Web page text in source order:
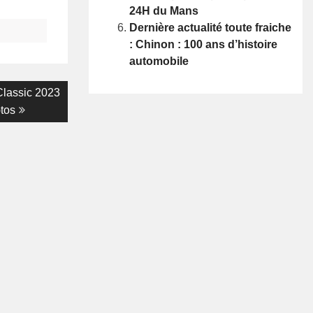
2023
24H du Mans
Dernière actualité toute fraiche
: Chinon : 100 ans d’histoire
automobile